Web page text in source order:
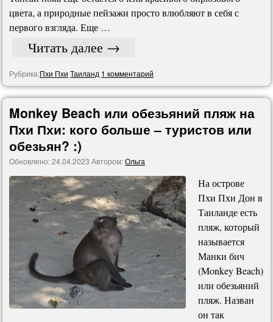
цвета, а природные пейзажи просто влюбляют в себя с
первого взгляда. Еще …
Читать далее →
Рубрика:Пхи Пхи Таиланд 1 комментарий
Monkey Beach или обезьяний пляж на
Пхи Пхи: кого больше – туристов или
обезьян? :)
Обновлено:24.04.2023 Автором:Ольга
На острове
Пхи Пхи Дон в
Таиланде есть
пляж, который
называется
Манки бич
(Monkey Beach)
или обезьяний
пляж. Назван
он так